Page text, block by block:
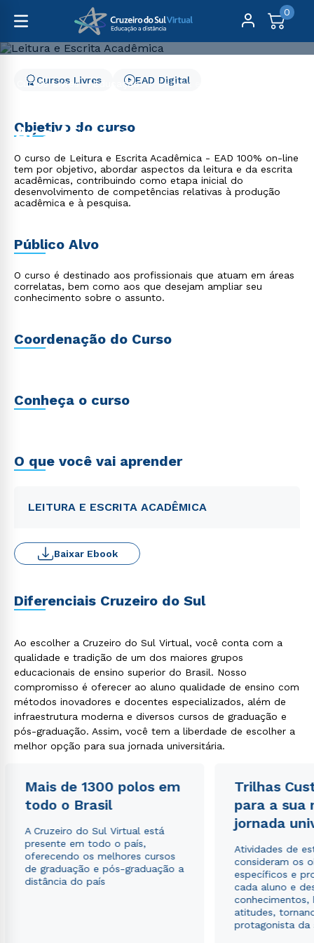
0
Cursos Livres Educação Leitura e Escrita Acadêmica
Acadêmica
Cursos Livres EAD Digital
Objetivo do curso
O curso de Leitura e Escrita Acadêmica - EAD 100% on-line
tem por objetivo, abordar aspectos da leitura e da escrita
acadêmicas, contribuindo como etapa inicial do
desenvolvimento de competências relativas à produção
acadêmica e à pesquisa.
Público Alvo
O curso é destinado aos profissionais que atuam em áreas
correlatas, bem como aos que desejam ampliar seu
conhecimento sobre o assunto.
Coordenação do Curso
Conheça o curso
O que você vai aprender
LEITURA E ESCRITA ACADÊMICA
Baixar Ebook
Diferenciais Cruzeiro do Sul
Ao escolher a Cruzeiro do Sul Virtual, você conta com a
qualidade e tradição de um dos maiores grupos
educacionais de ensino superior do Brasil. Nosso
compromisso é oferecer ao aluno qualidade de ensino com
métodos inovadores e docentes especializados, além de
infraestrutura moderna e diversos cursos de graduação e
pós-graduação. Assim, você tem a liberdade de escolher a
melhor opção para sua jornada universitária.
Mais de 1300 polos em
todo o Brasil
A Cruzeiro do Sul Virtual está
presente em todo o país,
oferecendo os melhores cursos
de graduação e pós-graduação a
distância do país
Trilhas
para a sua
jornada
Atividades de
consideram os
específicos e
cada aluno e
conhecimentos,
atitudes,
protagonista da